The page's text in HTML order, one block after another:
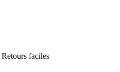
Retours faciles